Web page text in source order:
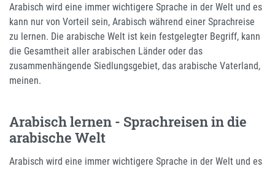
Arabisch wird eine immer wichtigere Sprache in der Welt und es
kann nur von Vorteil sein, Arabisch während einer Sprachreise
zu lernen. Die arabische Welt ist kein festgelegter Begriff, kann
die Gesamtheit aller arabischen Länder oder das
zusammenhängende Siedlungsgebiet, das arabische Vaterland,
meinen.
Arabisch lernen - Sprachreisen in die
arabische Welt
Arabisch wird eine immer wichtigere Sprache in der Welt und es